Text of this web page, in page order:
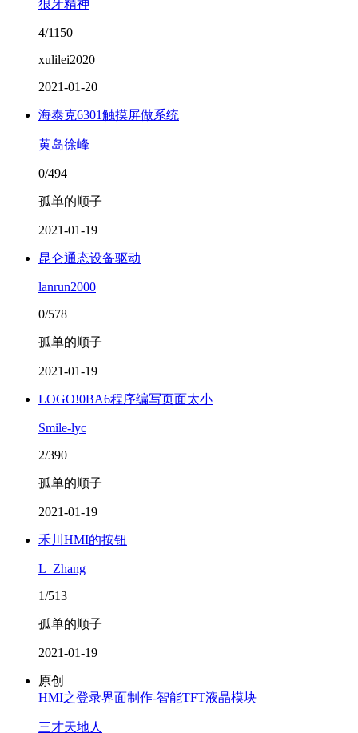
狼牙精神
4/1150
xulilei2020
2021-01-20
海泰克6301触摸屏做系统
黄岛徐峰
0/494
孤单的顺子
2021-01-19
昆仑通态设备驱动
lanrun2000
0/578
孤单的顺子
2021-01-19
LOGO!0BA6程序编写页面太小
Smile-lyc
2/390
孤单的顺子
2021-01-19
禾川HMI的按钮
L_Zhang
1/513
孤单的顺子
2021-01-19
原创
HMI之登录界面制作-智能TFT液晶模块
三才天地人